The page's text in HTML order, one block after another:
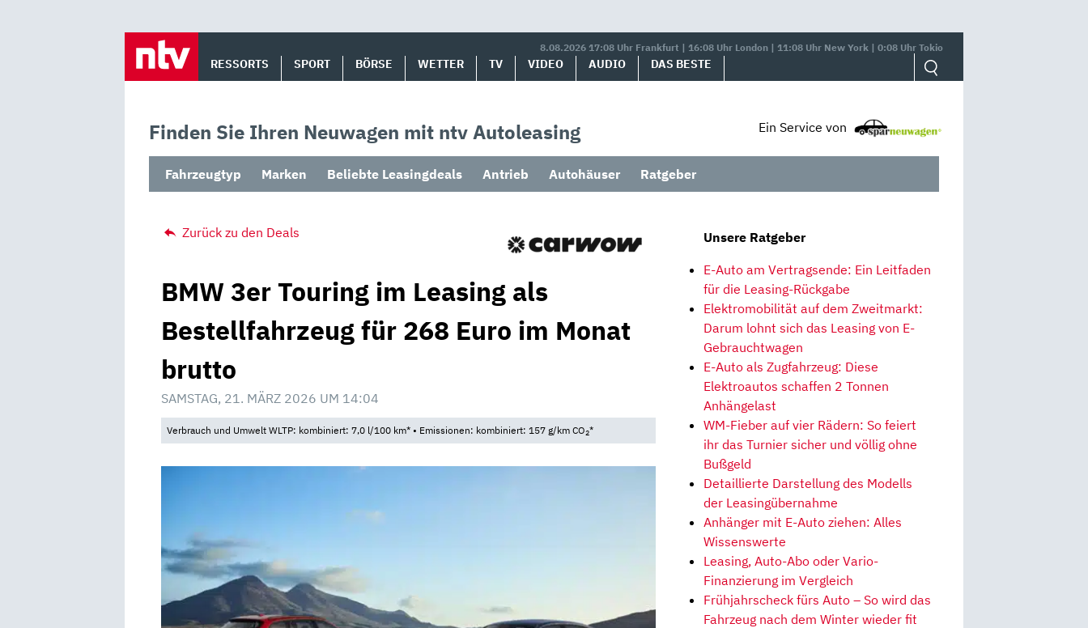
8.08.2026 17:08 Uhr Frankfurt | 16:08 Uhr London | 11:08 Uhr New York | 0:08 Uhr Tokio
RESSORTS SPORT BÖRSE WETTER TV VIDEO AUDIO DAS BESTE
Finden Sie Ihren Neuwagen mit ntv Autoleasing Ein Service von
Fahrzeugtyp Marken Beliebte Leasingdeals Antrieb Autohäuser Ratgeber
Zurück zu den Deals
BMW 3er Touring im Leasing als
Bestellfahrzeug für 268 Euro im Monat
brutto
SAMSTAG, 21. MÄRZ 2026 UM 14:04
Verbrauch und Umwelt WLTP: kombiniert: 7,0 l/100 km* • Emissionen: kombiniert: 157 g/km CO2*
Unsere Ratgeber
E-Auto am Vertragsende: Ein Leitfaden
für die Leasing-Rückgabe
Elektromobilität auf dem Zweitmarkt:
Darum lohnt sich das Leasing von E-
Gebrauchtwagen
E-Auto als Zugfahrzeug: Diese
Elektroautos schaffen 2 Tonnen
Anhängelast
WM-Fieber auf vier Rädern: So feiert
ihr das Turnier sicher und völlig ohne
Bußgeld
Detaillierte Darstellung des Modells
der Leasingübernahme
Anhänger mit E-Auto ziehen: Alles
Wissenswerte
Leasing, Auto-Abo oder Vario-
Finanzierung im Vergleich
Frühjahrscheck fürs Auto – So wird das
Fahrzeug nach dem Winter wieder fit